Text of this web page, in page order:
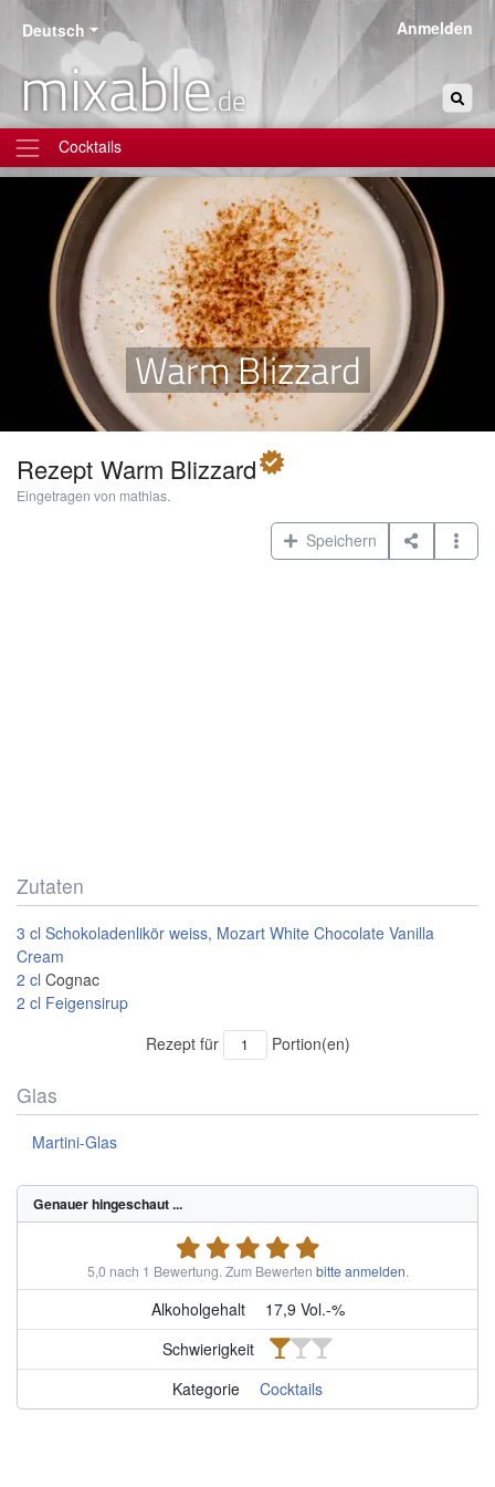
Deutsch
mixable.de
Anmelden
Cocktails
Warm Blizzard
Rezept Warm Blizzard
Eingetragen von mathias.
Speichern
Zutaten
3 cl Schokoladenlikör weiss, Mozart White Chocolate Vanilla
Cream
2 cl Cognac
2 cl Feigensirup
Rezept für
Portion(en)
Glas
Martini-Glas
Genauer hingeschaut ...
5,0 nach 1 Bewertung. Zum Bewerten bitte anmelden.
Alkoholgehalt
17,9 Vol.-%
Schwierigkeit
Kategorie
Cocktails